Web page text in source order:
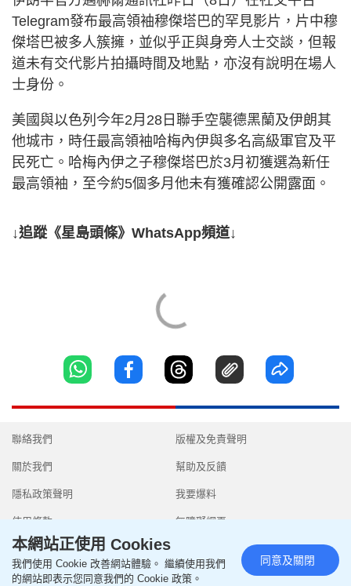
Telegram發布最高領袖穆傑塔巴的罕見影片，片中穆
傑塔巴被多人簇擁，並似乎正與身旁人士交談，但報
道未有交代影片拍攝時間及地點，亦沒有說明在場人
士身份。
美國與以色列今年2月28日聯手空襲德黑蘭及伊朗其
他城市，時任最高領袖哈梅內伊與多名高級軍官及平
民死亡。哈梅內伊之子穆傑塔巴於3月初獲選為新任
最高領袖，至今約5個多月他未有獲確認公開露面。
↓追蹤《星島頭條》WhatsApp頻道↓
聯絡我們
關於我們
隱私政策聲明
使用條款
版權及免責聲明
幫助及反饋
我要爆料
無障礙網頁
Copyright © 2026 SingTao Ltd.All rights reserved.
本網站正使用 Cookies
我們使用 Cookie 改善網站體驗。 繼續使用我們
的網站即表示您同意我們的 Cookie 政策。
同意及關閉